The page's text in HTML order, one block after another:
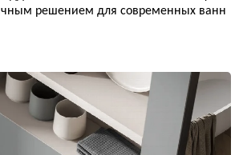
решением для современных ванн